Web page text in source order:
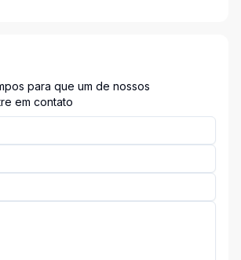
para que um de nossos
em contato